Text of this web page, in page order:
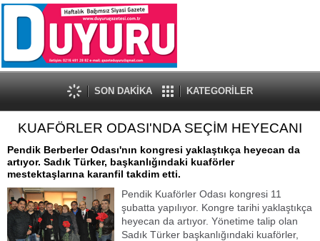
SON DAKİKA KATEGORİLER
KUAFÖRLER ODASI'NDA SEÇİM HEYECANI
Pendik Berberler Odası'nın kongresi yaklaştıkça heyecan da
artıyor. Sadık Türker, başkanlığındaki kuaförler
mestektaşlarına karanfil takdim etti.
Pendik Kuaförler Odası kongresi 11
şubatta yapılıyor. Kongre tarihi yaklaştıkça
heyecan da artıyor. Yönetime talip olan
Sadık Türker başkanlığındaki kuaförler,